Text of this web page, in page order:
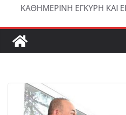
ΚΑΘΗΜΕΡΙΝΗ ΕΓΚΥΡΗ ΚΑΙ